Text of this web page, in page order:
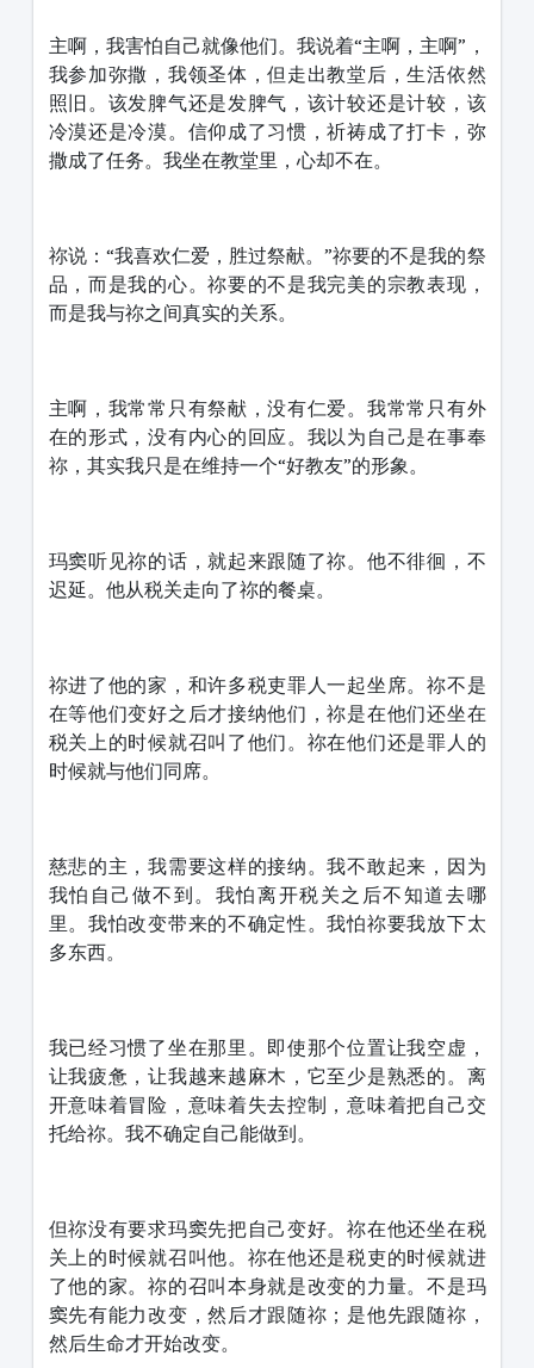
主啊，我害怕自己就像他们。我说着“主啊，主啊”，
我参加弥撒，我领圣体，但走出教堂后，生活依然
照旧。该发脾气还是发脾气，该计较还是计较，该
冷漠还是冷漠。信仰成了习惯，祈祷成了打卡，弥
撒成了任务。我坐在教堂里，心却不在。
祢说：“我喜欢仁爱，胜过祭献。”祢要的不是我的祭
品，而是我的心。祢要的不是我完美的宗教表现，
而是我与祢之间真实的关系。
主啊，我常常只有祭献，没有仁爱。我常常只有外
在的形式，没有内心的回应。我以为自己是在事奉
祢，其实我只是在维持一个“好教友”的形象。
玛窦听见祢的话，就起来跟随了祢。他不徘徊，不
迟延。他从税关走向了祢的餐桌。
祢进了他的家，和许多税吏罪人一起坐席。祢不是
在等他们变好之后才接纳他们，祢是在他们还坐在
税关上的时候就召叫了他们。祢在他们还是罪人的
时候就与他们同席。
慈悲的主，我需要这样的接纳。我不敢起来，因为
我怕自己做不到。我怕离开税关之后不知道去哪
里。我怕改变带来的不确定性。我怕祢要我放下太
多东西。
我已经习惯了坐在那里。即使那个位置让我空虚，
让我疲惫，让我越来越麻木，它至少是熟悉的。离
开意味着冒险，意味着失去控制，意味着把自己交
托给祢。我不确定自己能做到。
但祢没有要求玛窦先把自己变好。祢在他还坐在税
关上的时候就召叫他。祢在他还是税吏的时候就进
了他的家。祢的召叫本身就是改变的力量。不是玛
窦先有能力改变，然后才跟随祢；是他先跟随祢，
然后生命才开始改变。